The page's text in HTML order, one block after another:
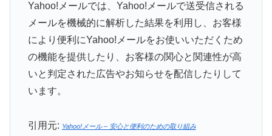
Yahoo!メールでは、Yahoo!メールで送受信される
メールを機械的に解析した結果を利用し、お客様
により便利にYahoo!メールをお使いいただくため
の機能を提供したり、お客様の関心と関連性が高
いと判定された広告やお知らせを配信したりして
います。
引用元: Yahoo!メール – 安心と便利のための取り組み